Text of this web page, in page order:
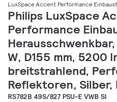
LuxSpace Accent Performance
Philips LuxSpace
Performance
W, D155 mm, 5200
breitstrahlend,
Reflektoren, Silber,
RS782B 49S/827 PSU-E VWB SI